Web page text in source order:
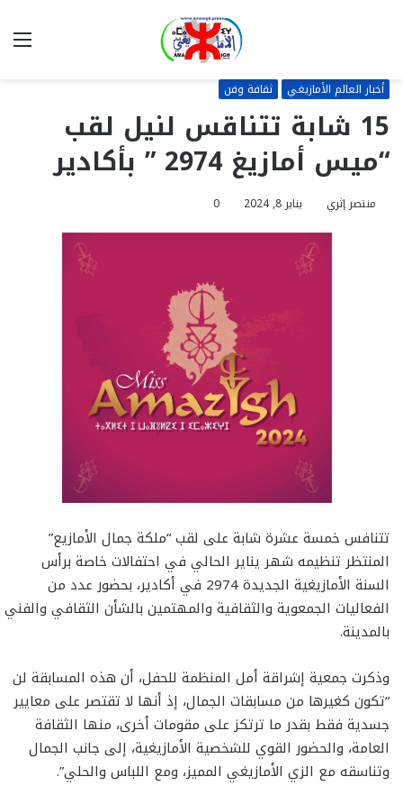
أخبار العالم الأمازيغي ثقافة وفن
15 شابة تتناقس لنيل لقب
“ميس أمازيغ 2974 ” بأكادير
منتصر إثري يناير 8, 2024 0
تتنافس خمسة عشرة شابة على لقب “ملكة جمال الأمازيع”
المنتظر تنظيمه شهر يناير الحالي في احتفالات خاصة برأس
السنة الأمازيغية الجديدة 2974 في أكادير، بحضور عدد من
الفعاليات الجمعوية والثقافية والمهتمين بالشأن الثقافي والفني
بالمدينة.
وذكرت جمعية إشراقة أمل المنظمة للحفل، أن هذه المسابقة لن
“تكون كغيرها من مسابقات الجمال، إذ أنها لا تقتصر على معايير
جسدية فقط بقدر ما ترتكز على مقومات أخرى، منها الثقافة
العامة، والحضور القوي للشخصية الأمازيغية، إلى جانب الجمال
وتناسقه مع الزي الأمازيغي المميز، ومع اللباس والحلي”.